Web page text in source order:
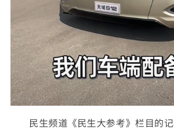
民生频道《民生大参考》栏目的